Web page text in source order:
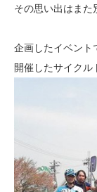
その思い出はまた
企画したイベント
開催したサイクル